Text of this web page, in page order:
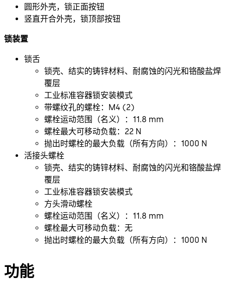
圆形外壳，锁正面按钮
竖直开合外壳，锁顶部按钮
锁装置
锁舌
锁壳、结实的铸锌材料、耐腐蚀的闪光和铬酸盐焊
覆层
工业标准容器锁安装模式
带螺纹孔的螺栓：M4 (2)
螺栓运动范围（名义）：11.8 mm
螺栓最大可移动负载：22 N
抛出时螺栓的最大负载（所有方向）：1000 N
活接头螺栓
锁壳、结实的铸锌材料、耐腐蚀的闪光和铬酸盐焊
覆层
工业标准容器锁安装模式
方头滑动螺栓
螺栓运动范围（名义）：11.8 mm
螺栓最大可移动负载：无
抛出时螺栓的最大负载（所有方向）：1000 N
功能